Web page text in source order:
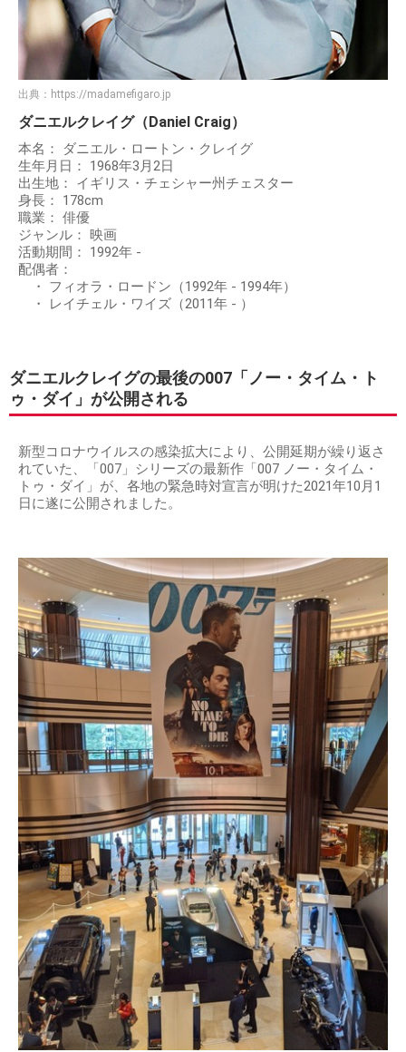
出典： https://madamefigaro.jp
ダニエルクレイグ（Daniel Craig）
本名： ダニエル・ロートン・クレイグ
生年月日： 1968年3月2日
出生地： イギリス・チェシャー州チェスター
身長： 178cm
職業： 俳優
ジャンル： 映画
活動期間： 1992年 -
配偶者：
・ フィオラ・ロードン（1992年 - 1994年）
・ レイチェル・ワイズ（2011年 - ）
ダニエルクレイグの最後の007「ノー・タイム・ト
ゥ・ダイ」が公開される
新型コロナウイルスの感染拡大により、公開延期が繰り返さ
れていた、「007」シリーズの最新作「007 ノー・タイム・
トゥ・ダイ」が、各地の緊急時対宣言が明けた2021年10月1
日に遂に公開されました。